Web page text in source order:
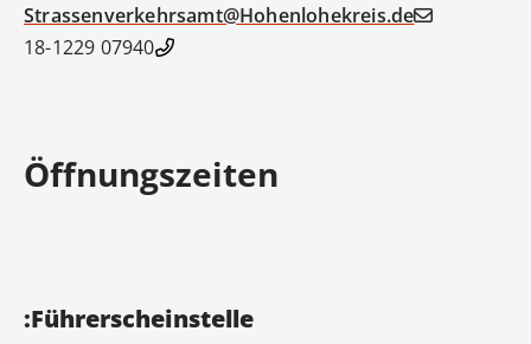
Strassenverkehrsamt@Hohenlohekreis.de
07940 18-1229
Öffnungszeiten
Führerscheinstelle: